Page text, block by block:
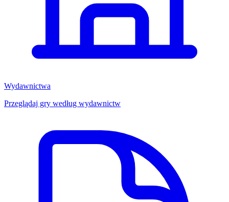
Wydawnictwa
Przeglądaj gry według wydawnictw